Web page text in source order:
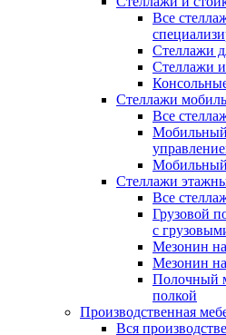
Все
Стеллажи
Стеллажи
Стеллажи
Все
Мобильный
Стеллажи
Все
Грузовой
с
Мезонин
Мезонин
Полочный
полкой
Производственная
Вся